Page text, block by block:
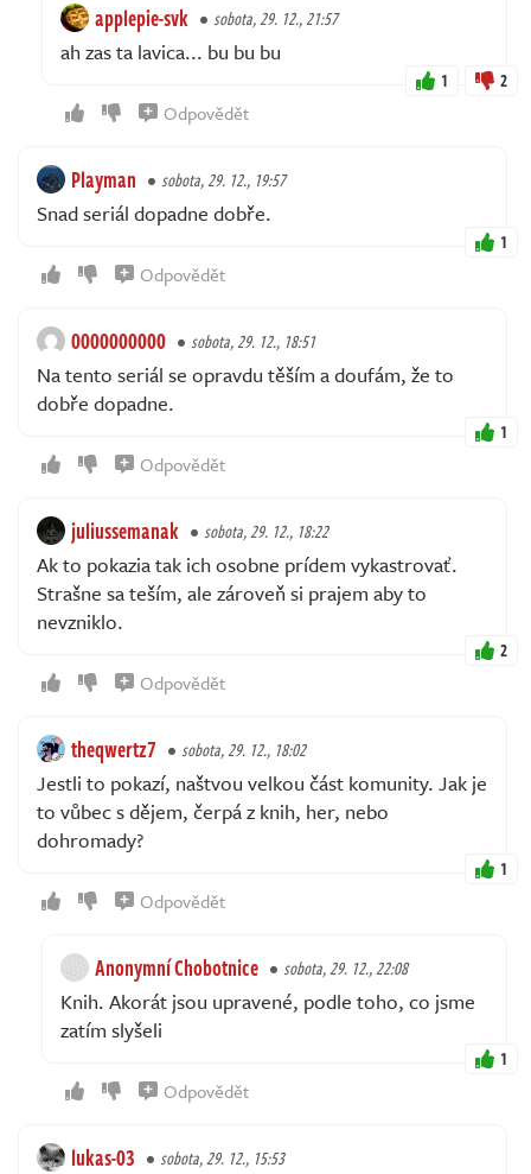
applepie-svk sobota, 29. 12., 21:57
ah zas ta lavica... bu bu bu
1 2
Odpovědět
Playman sobota, 29. 12., 19:57
Snad seriál dopadne dobře.
1
Odpovědět
0000000000 sobota, 29. 12., 18:51
Na tento seriál se opravdu těším a doufám, že to
dobře dopadne.
1
Odpovědět
juliussemanak sobota, 29. 12., 18:22
Ak to pokazia tak ich osobne prídem vykastrovať.
Strašne sa teším, ale zároveň si prajem aby to
nevzniklo.
2
Odpovědět
theqwertz7 sobota, 29. 12., 18:02
Jestli to pokazí, naštvou velkou část komunity. Jak je
to vůbec s dějem, čerpá z knih, her, nebo
dohromady?
1
Odpovědět
Anonymní Chobotnice sobota, 29. 12., 22:08
Knih. Akorát jsou upravené, podle toho, co jsme
zatím slyšeli
1
Odpovědět
lukas-03 sobota, 29. 12., 15:53